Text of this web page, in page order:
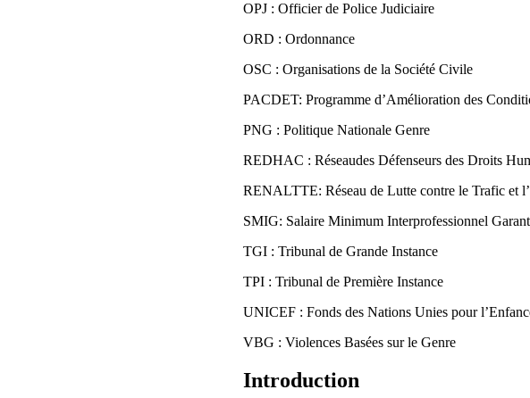
OPJ : Officier de Police Judiciaire
ORD : Ordonnance
OSC : Organisations de la Société Civile
PACDET: Programme d’Amélioration des
PNG : Politique Nationale Genre
REDHAC : Réseaudes Défenseurs des Droits
RENALTTE: Réseau de Lutte contre le Trafic et
SMIG: Salaire Minimum Interprofessionnel
TGI : Tribunal de Grande Instance
TPI : Tribunal de Première Instance
UNICEF : Fonds des Nations Unies pour
VBG : Violences Basées sur le Genre
Introduction